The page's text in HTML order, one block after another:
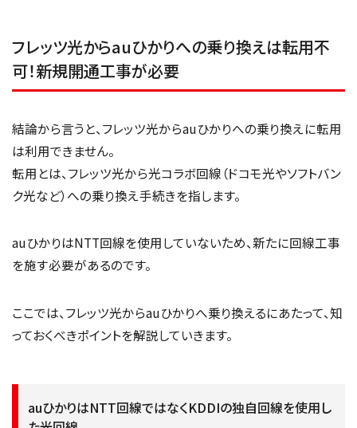
フレッツ光からauひかりへの乗り換えは転用不
可！新規開通工事が必要
結論から言うと、フレッツ光からauひかりへの乗り換えに転用
は利用できません。
転用とは、フレッツ光から光コラボ回線（ドコモ光やソフトバン
ク光など）への乗り換え手続きを指します。
auひかりはNTT回線を使用していないため、新たに回線工事
を施す必要があるのです。
ここでは、フレッツ光からauひかりへ乗り換えるにあたって、知
っておくべきポイントを解説していきます。
auひかりはNTT回線ではなくKDDIの独自回線を使用し